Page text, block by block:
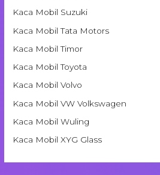
Kaca Mobil Suzuki
Kaca Mobil Tata Motors
Kaca Mobil Timor
Kaca Mobil Toyota
Kaca Mobil Volvo
Kaca Mobil VW Volkswagen
Kaca Mobil Wuling
Kaca Mobil XYG Glass